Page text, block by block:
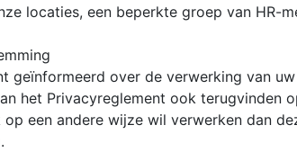
locaties, een beperkte groep van HR-
over de verwerking van
het Privacyreglement ook terugvinden
een andere wijze wil verwerken dan